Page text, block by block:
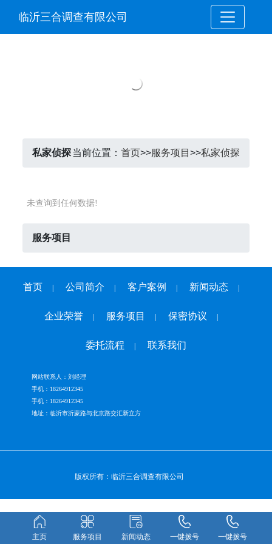
临沂三合调查有限公司
私家侦探当前位置： 首页>>服务项目 >>私家侦探
未查询到任何数据!
服务项目
首页 | 公司简介 | 客户案例 | 新闻动态 |
企业荣誉 | 服务项目 | 保密协议 |
委托流程 | 联系我们
网站联系人：刘经理
手机：18264912345
手机：18264912345
地址：临沂市沂蒙路与北京路交汇新立方
版权所有：临沂三合调查有限公司
主页 服务项目 新闻动态 一键拨号 一键拨号